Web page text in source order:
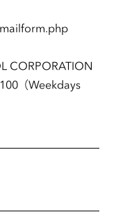
CORPORATION
（Weekdays